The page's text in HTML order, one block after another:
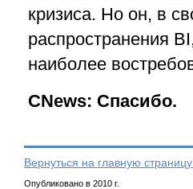
кризиса. Но он, в
распространения
наиболее
CNews: Спасибо.
Вернуться на главную
Опубликовано в 2010 г.